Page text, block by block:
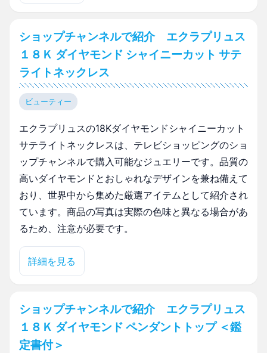
ショップチャンネルで紹介 エクラプリュス
１８Ｋ ダイヤモンド シャイニーカット サテ
ライトネックレス
ビューティー
エクラプリュスの18Kダイヤモンドシャイニーカット
サテライトネックレスは、テレビショッピングのショ
ップチャンネルで購入可能なジュエリーです。品質の
高いダイヤモンドとおしゃれなデザインを兼ね備えて
おり、世界中から集めた厳選アイテムとして紹介され
ています。商品の写真は実際の色味と異なる場合があ
るため、注意が必要です。
詳細を見る
ショップチャンネルで紹介 エクラプリュス
１８Ｋ ダイヤモンド ペンダントトップ ＜鑑
定書付＞